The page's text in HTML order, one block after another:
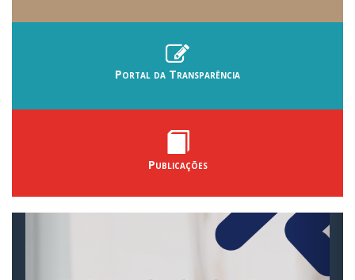
Portal da Transparência
Publicações